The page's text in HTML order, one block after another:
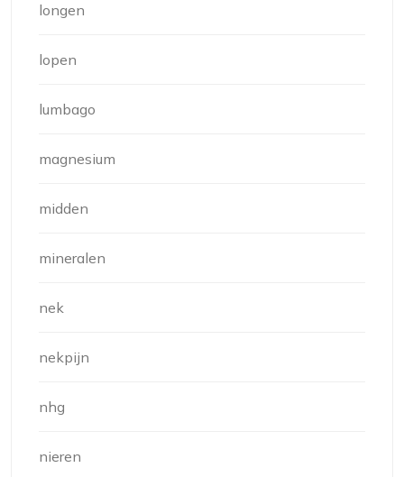
longen
lopen
lumbago
magnesium
midden
mineralen
nek
nekpijn
nhg
nieren